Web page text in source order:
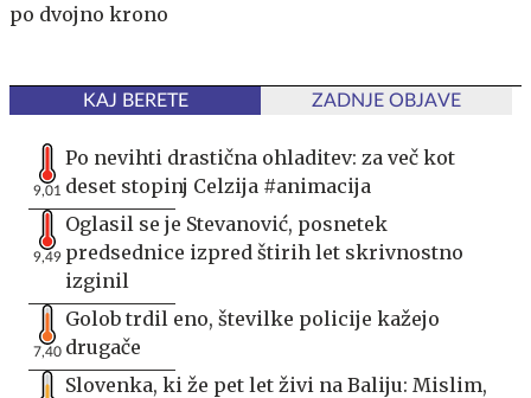
po dvojno krono
KAJ BERETE ZADNJE OBJAVE
9,01
Po nevihti drastična ohladitev: za več kot
deset stopinj Celzija #animacija
9,49
Oglasil se je Stevanović, posnetek
predsednice izpred štirih let skrivnostno
izginil
7,40
Golob trdil eno, številke policije kažejo
drugače
Slovenka, ki že pet let živi na Baliju: Mislim,